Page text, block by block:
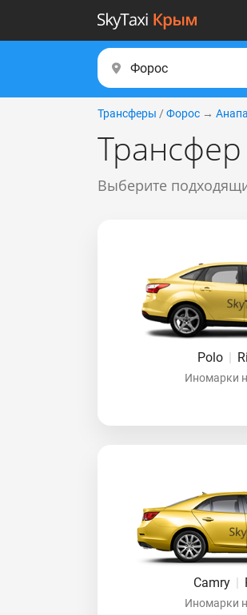
Трансферы / Форос → Анапа
Выберите
Polo |
Иномарки
Camry |
Иномарки